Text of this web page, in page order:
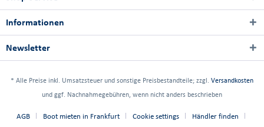
Informationen
Newsletter
* Alle Preise inkl. Umsatzsteuer und sonstige Preisbestandteile; zzgl. Versandkosten
und ggf. Nachnahmegebühren, wenn nicht anders beschrieben
AGB Boot mieten in Frankfurt Cookie settings Händler finden